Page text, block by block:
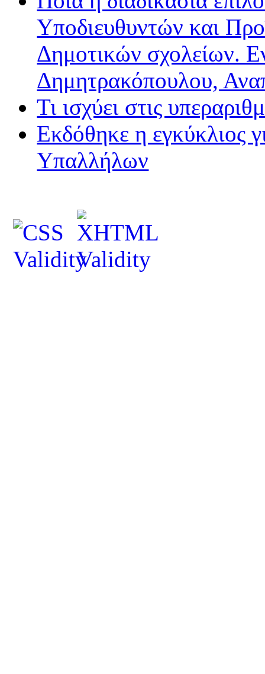
Υποδιευθυντών και
Δημοτικών σχολείων.
Δημητρακόπουλου,
Τι ισχύει στις
Εκδόθηκε η εγκύκλιος
Υπαλλήλων